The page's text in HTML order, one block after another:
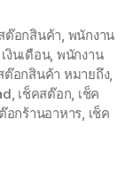
ต๊อกสินค้า, พนักงาน
งินเดือน, พนักงาน
ต๊อกสินค้า หมายถึง,
, เช็คสต๊อก, เช็ค
อกร้านอาหาร, เช็ค